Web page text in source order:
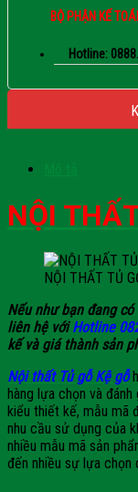
BỘ PHẬN KẾ
Hotline:
NỘI
NỘI THẤT TỦ
Nếu như bạn đang
liên hệ vớiHotline
kế và giá thành sản
Nội thất Tủ gỗ Kệ gỗ
hàng lựa chọn và
kiểu thiết kế, mẫu mã
nhu cầu sử dụng của
nhiều mẫu mã sản
đến nhiều sự lựa chọn